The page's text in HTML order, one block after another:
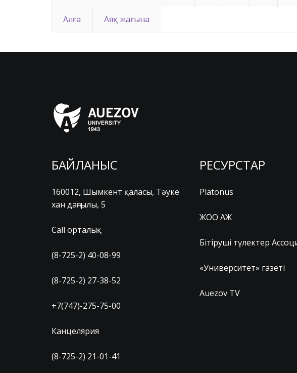
Алға Аяқ жағына
БАЙЛАНЫС
160012, Шымкент қаласы, Тәуке
хан даңғылы, 5
Call орталық
(8-725-2) 40-08-99
(8-725-2) 27-38-52
+7(747)-275-75-00
Канцелярия
(8-725-2) 21-01-41
РЕСУРСТАР
Platonus
ЖОО АЖ
Бітіруші түлектер
«Университет» газеті
Auezov TV